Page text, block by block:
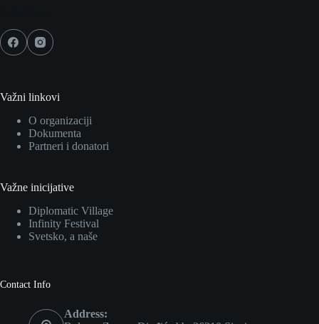
Važni linkovi
O organizaciji
Dokumenta
Partneri i donatori
Važne inicijative
Diplomatic Village
Infinity Festival
Svetsko, a naše
Contact Info
Address: